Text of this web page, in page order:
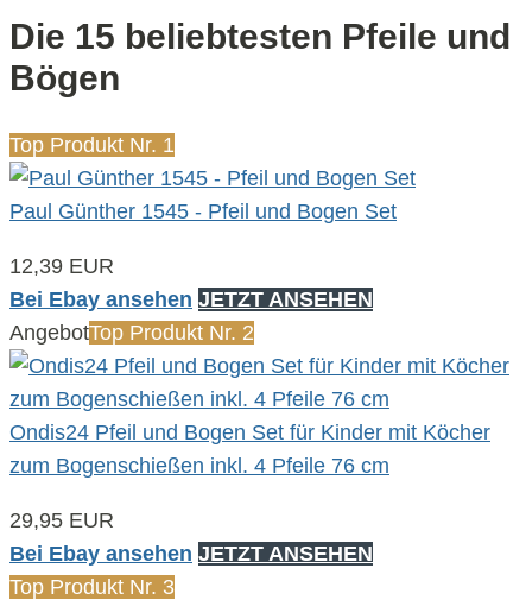
Die 15 beliebtesten Pfeile und
Bögen
Top Produkt Nr. 1
Paul Günther 1545 - Pfeil und Bogen Set
12,39 EUR
Bei Ebay ansehen JETZT ANSEHEN
AngebotTop Produkt Nr. 2
Ondis24 Pfeil und Bogen Set für Kinder mit Köcher
zum Bogenschießen inkl. 4 Pfeile 76 cm
29,95 EUR
Bei Ebay ansehen JETZT ANSEHEN
Top Produkt Nr. 3